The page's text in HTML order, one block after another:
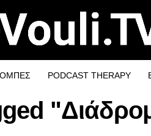
PODCAST THERAPY